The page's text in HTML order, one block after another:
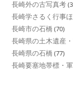
長崎外の古写真考
長崎学さるく行事
長崎市の石橋 (70)
長崎県の土木遺産
長崎県の石橋 (77)
長崎要塞地帯標・